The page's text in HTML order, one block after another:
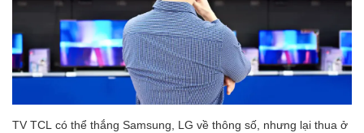
TV TCL có thể thắng Samsung, LG về thông số, nhưng lại thua ở